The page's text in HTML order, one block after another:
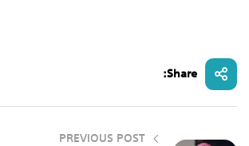
Share:
PREVIOUS POST